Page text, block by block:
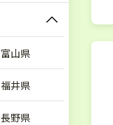
富山県
福井県
長野県